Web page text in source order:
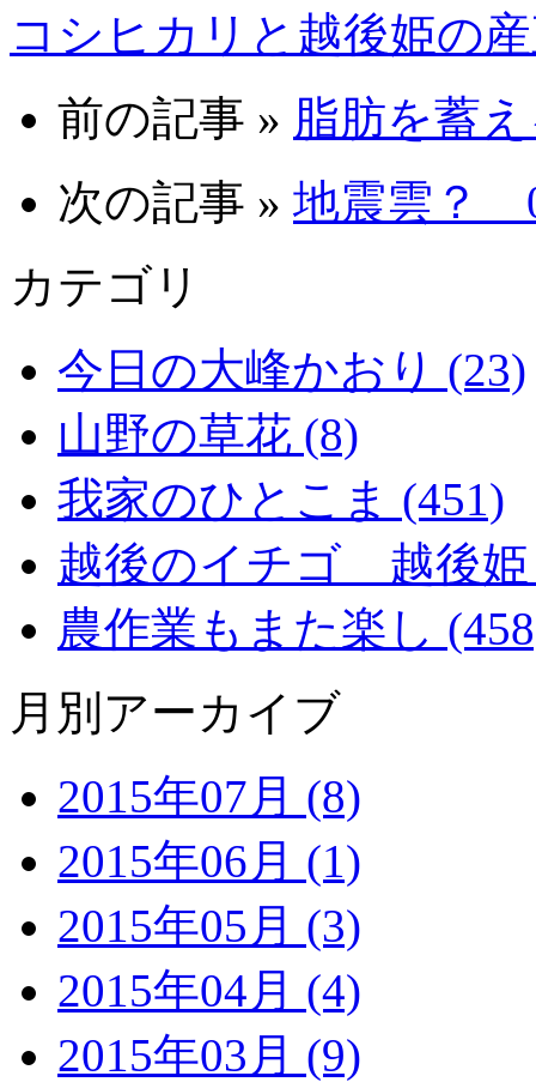
コシヒカリと越後姫の
前の記事 » 脂肪を蓄
次の記事 » 地震雲？
カテゴリ
今日の大峰かおり (23)
山野の草花 (8)
我家のひとこま (451)
越後のイチゴ 越後姫
農作業もまた楽し
月別アーカイブ
2015年07月 (8)
2015年06月 (1)
2015年05月 (3)
2015年04月 (4)
2015年03月 (9)